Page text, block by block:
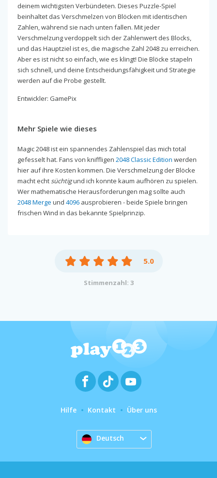
deinem wichtigsten Verbündeten. Dieses Puzzle-Spiel
beinhaltet das Verschmelzen von Blöcken mit identischen
Zahlen, während sie nach unten fallen. Mit jeder
Verschmelzung verdoppelt sich der Zahlenwert des Blocks,
und das Hauptziel ist es, die magische Zahl 2048 zu erreichen.
Aber es ist nicht so einfach, wie es klingt! Die Blöcke stapeln
sich schnell, und deine Entscheidungsfähigkeit und Strategie
werden auf die Probe gestellt.
Entwickler: GamePix
Mehr Spiele wie dieses
Magic 2048 ist ein spannendes Zahlenspiel das mich total
gefesselt hat. Fans von kniffligen 2048 Classic Edition werden
hier auf ihre Kosten kommen. Die Verschmelzung der Blöcke
macht echtsüchtigund ich konnte kaum aufhören zu spielen.
Wer mathematische Herausforderungen mag sollte auch
2048 Merge und 4096 ausprobieren - beide Spiele bringen
frischen Wind in das bekannte Spielprinzip.
5.0
Stimmenzahl: 3
Hilfe Kontakt Über uns
Deutsch